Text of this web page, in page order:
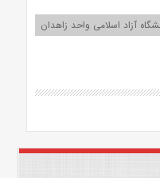
آزاد اسلامی واحد زاهدان